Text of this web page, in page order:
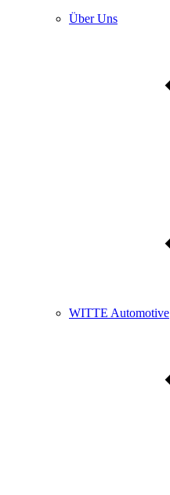
Über Uns
WITTE Automotive